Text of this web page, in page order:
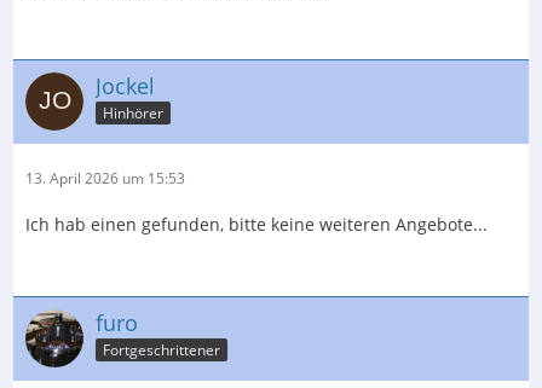
Jockel
Hinhörer
13. April 2026 um 15:53
Ich hab einen gefunden, bitte keine weiteren Angebote...
furo
Fortgeschrittener